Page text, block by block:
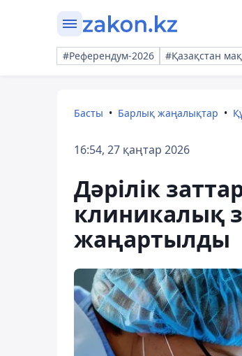
#Референдум-2026 #Қазақстан
Басты Барлық жаңалықтар
16:54, 27 қаңтар 2026
Дәрілік
клиникалық
жаңартылды